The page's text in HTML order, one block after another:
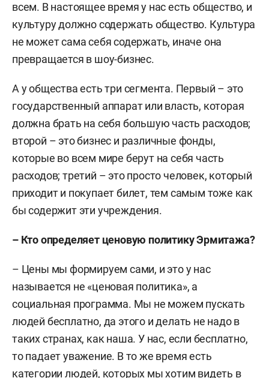
всем. В настоящее время у нас есть общество, и
культуру должно содержать общество. Культура
не может сама себя содержать, иначе она
превращается в шоу-бизнес.
А у общества есть три сегмента. Первый – это
государственный аппарат или власть, которая
должна брать на себя большую часть расходов;
второй – это бизнес и различные фонды,
которые во всем мире берут на себя часть
расходов; третий – это просто человек, который
приходит и покупает билет, тем самым тоже как
бы содержит эти учреждения.
– Кто определяет ценовую политику Эрмитажа?
– Цены мы формируем сами, и это у нас
называется не «ценовая политика», а
социальная программа. Мы не можем пускать
людей бесплатно, да этого и делать не надо в
таких странах, как наша. У нас, если бесплатно,
то падает уважение. В то же время есть
категории людей, которых мы хотим видеть в